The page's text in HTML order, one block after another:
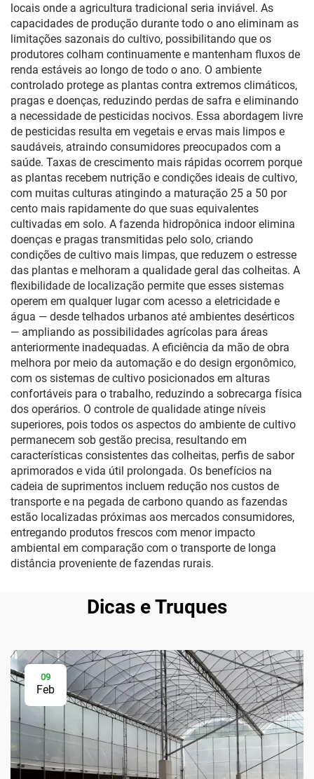
locais onde a agricultura tradicional seria inviável. As
capacidades de produção durante todo o ano eliminam as
limitações sazonais do cultivo, possibilitando que os
produtores colham continuamente e mantenham fluxos de
renda estáveis ao longo de todo o ano. O ambiente
controlado protege as plantas contra extremos climáticos,
pragas e doenças, reduzindo perdas de safra e eliminando
a necessidade de pesticidas nocivos. Essa abordagem livre
de pesticidas resulta em vegetais e ervas mais limpos e
saudáveis, atraindo consumidores preocupados com a
saúde. Taxas de crescimento mais rápidas ocorrem porque
as plantas recebem nutrição e condições ideais de cultivo,
com muitas culturas atingindo a maturação 25 a 50 por
cento mais rapidamente do que suas equivalentes
cultivadas em solo. A fazenda hidropônica indoor elimina
doenças e pragas transmitidas pelo solo, criando
condições de cultivo mais limpas, que reduzem o estresse
das plantas e melhoram a qualidade geral das colheitas. A
flexibilidade de localização permite que esses sistemas
operem em qualquer lugar com acesso a eletricidade e
água — desde telhados urbanos até ambientes desérticos
— ampliando as possibilidades agrícolas para áreas
anteriormente inadequadas. A eficiência da mão de obra
melhora por meio da automação e do design ergonômico,
com os sistemas de cultivo posicionados em alturas
confortáveis para o trabalho, reduzindo a sobrecarga física
dos operários. O controle de qualidade atinge níveis
superiores, pois todos os aspectos do ambiente de cultivo
permanecem sob gestão precisa, resultando em
características consistentes das colheitas, perfis de sabor
aprimorados e vida útil prolongada. Os benefícios na
cadeia de suprimentos incluem redução nos custos de
transporte e na pegada de carbono quando as fazendas
estão localizadas próximas aos mercados consumidores,
entregando produtos frescos com menor impacto
ambiental em comparação com o transporte de longa
distância proveniente de fazendas rurais.
Dicas e Truques
09
Feb